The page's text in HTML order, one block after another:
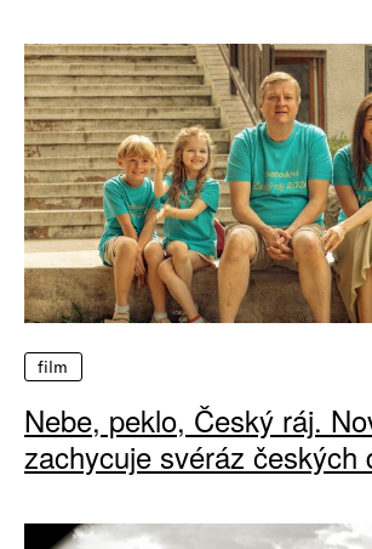
film
Nebe, peklo, Český ráj.
zachycuje svéráz českých